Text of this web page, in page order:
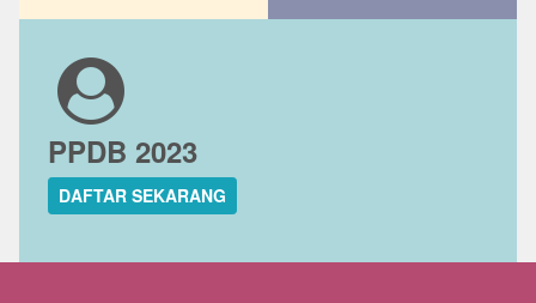
PPDB 2023
DAFTAR SEKARANG